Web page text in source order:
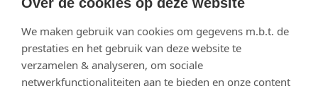
We maken gebruik van cookies om gegevens m.b.t. de
prestaties en het gebruik van deze website te
verzamelen & analyseren, om sociale
netwerkfunctionaliteiten aan te bieden en onze content
Optiphar Mol
Copyright 2026 optiphar.com. Alle rechten voorbehouden